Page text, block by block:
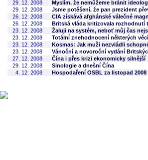
29. 12. 2008
Myslím, že nemůžeme bránit
29. 12. 2008
Jsme potěšení, že pan prezident
26. 12. 2008
CIA získává afghánské válečné
26. 12. 2008
Britská vláda kritizovala rozhodnutí
23. 12. 2008
Žaluji na systém, neboť můj čas
23. 12. 2008
Totální znehodnocení některých věcí
23. 12. 2008
Kosmas: Jak muži nezvládli
23. 12. 2008
Vánoční a novoroční vydání
27. 12. 2008
Čína i přes krizi ekonomicky silnější
29. 12. 2008
Sinologie a dnešní Čína
4. 12. 2008
Hospodaření OSBL za listopad 2008